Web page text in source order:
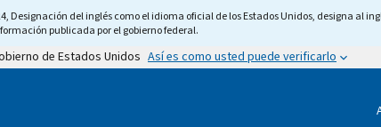
Designación del inglés como el idioma oficial de los Estados Unidos, designa al
publicada por el gobierno federal.
de Estados Unidos Así es como usted puede verificarlo